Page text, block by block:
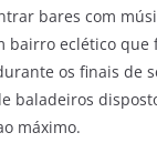
bares com
bairro eclético que
os finais de
baladeiros
máximo.